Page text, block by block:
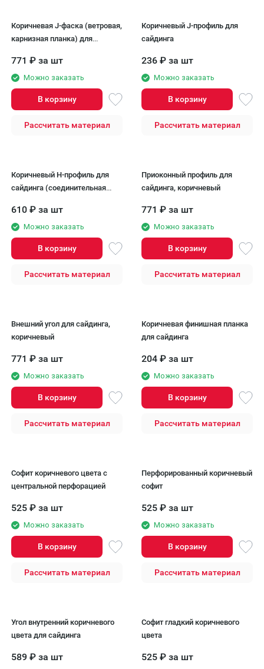
Коричневая J-фаска (ветровая,
карнизная планка) для
771 ₽ за шт
Можно заказать
В корзину
Рассчитать материал
Коричневый J-профиль для
сайдинга
236 ₽ за шт
Можно заказать
В корзину
Рассчитать материал
Коричневый H-профиль для
сайдинга (соединительная
610 ₽ за шт
Можно заказать
В корзину
Рассчитать материал
Приоконный профиль для
сайдинга, коричневый
771 ₽ за шт
Можно заказать
В корзину
Рассчитать материал
Внешний угол для сайдинга,
коричневый
771 ₽ за шт
Можно заказать
В корзину
Рассчитать материал
Коричневая финишная планка
для сайдинга
204 ₽ за шт
Можно заказать
В корзину
Рассчитать материал
Софит коричневого цвета с
центральной перфорацией
525 ₽ за шт
Можно заказать
В корзину
Рассчитать материал
Перфорированный коричневый
софит
525 ₽ за шт
Можно заказать
В корзину
Рассчитать материал
Угол внутренний коричневого
цвета для сайдинга
589 ₽ за шт
Софит гладкий коричневого
цвета
525 ₽ за шт